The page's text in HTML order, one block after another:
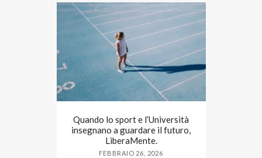
Quando lo sport e l’Università
insegnano a guardare il futuro,
LiberaMente.
FEBBRAIO 26, 2026